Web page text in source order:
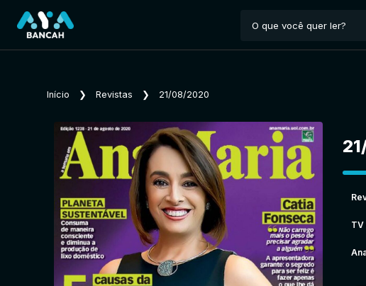
Início ❯ Revistas ❯ 21/08/2020
TV